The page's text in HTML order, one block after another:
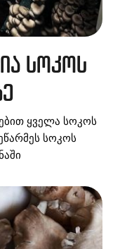
სოკოს
ყველა სოკოს
სოკოს